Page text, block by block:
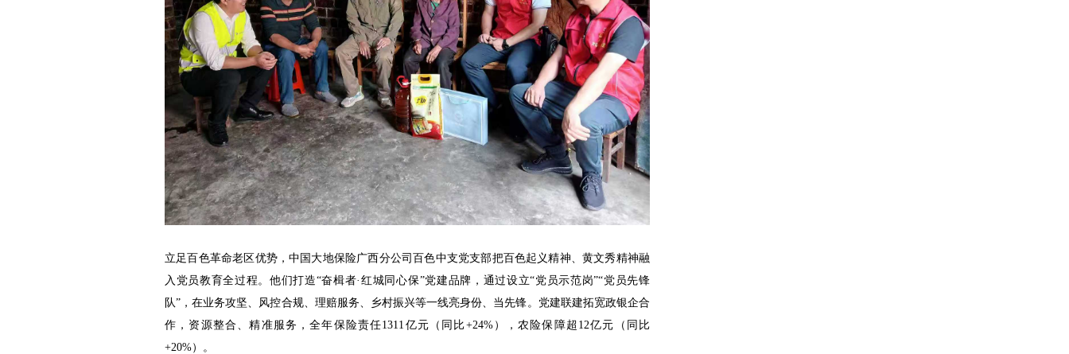
立足百色革命老区优势，中国大地保险广西分公司百色中支党支部把百色起义精神、黄文秀精神融
入党员教育全过程。他们打造“奋楫者·红城同心保”党建品牌，通过设立“党员示范岗”“党员先锋
队”，在业务攻坚、风控合规、理赔服务、乡村振兴等一线亮身份、当先锋。党建联建拓宽政银企合
作，资源整合、精准服务，全年保险责任1311亿元（同比+24%），农险保障超12亿元（同比
+20%）。